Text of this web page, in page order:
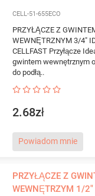
CELL-51-655ECO
PRZYŁĄCZE Z
WEWNĘTRZNYM 3/4"
CELLFAST Przyłącze
gwintem wewnętrznym
do podłą..
2.68zł
Powiadom mnie
PRZYŁĄCZE Z
WEWNĘTRZYM 1/2"